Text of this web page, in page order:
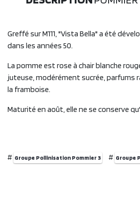
Greffé sur M111, "Vista Bella" a été
dans les années 50.
La pomme est rose à chair blanche
juteuse, modérément sucrée, parfums
la framboise.
Maturité en août, elle ne se conserve
# Groupe Pollinisation Pommier 3 # Groupe